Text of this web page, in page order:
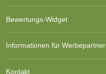
Bewertungs-Widget
Informationen für Werbepartner
Kontakt